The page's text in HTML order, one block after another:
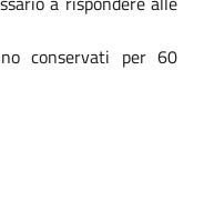
conservati per 60